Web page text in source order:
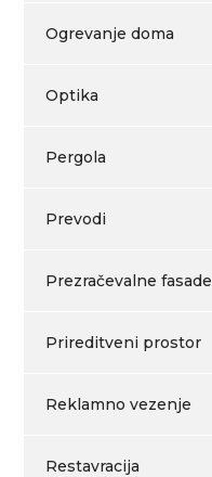
Ogrevanje doma
Optika
Pergola
Prevodi
Prezračevalne fasade
Prireditveni prostor
Reklamno vezenje
Restavracija